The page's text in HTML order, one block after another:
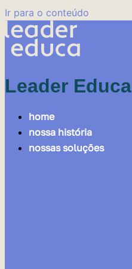
Ir para o conteúdo
Leader Educa
home
nossa história
nossas soluções